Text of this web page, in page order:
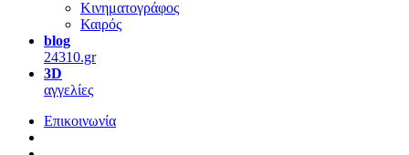
Κινηματογράφος
Καιρός
blog
24310.gr
3D
αγγελίες
Επικοινωνία